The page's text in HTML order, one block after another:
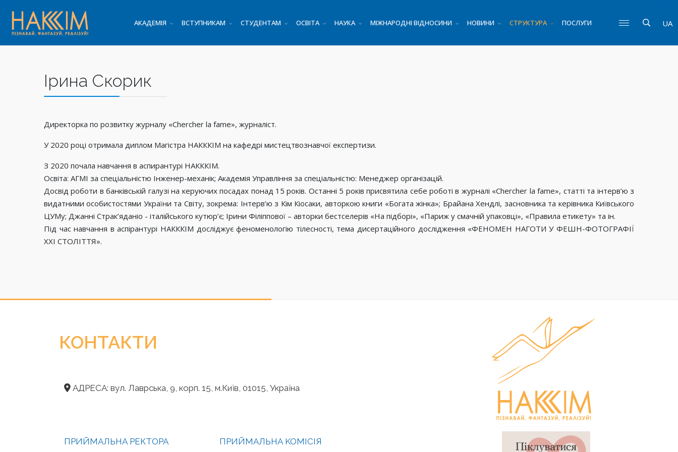
АКАДЕМІЯ ВСТУПНИКАМ СТУДЕНТАМ ОСВІТА НАУКА МІЖНАРОДНІ ВІДНОСИНИ НОВИНИ СТРУКТУРА ПОСЛУГИ UA
Ірина Скорик
Директорка по розвитку журналу «Chercher la fame», журналіст.
У 2020 році отримала диплом Магістра НАКККІМ на кафедрі мистецтвознавчої експертизи.
З 2020 почала навчання в аспирантурі НАКККІМ.
Освіта: АГМІ за спеціальністю Інженер-механік; Академія Управління за спеціальністю: Менеджер організацій.
Досвід роботи в банківській галузі на керуючих посадах понад 15 років. Останні 5 років присвятила себе роботі в журналі «Chercher la fame», статті та інтерв’ю з
видатними особистостями України та Світу, зокрема: Інтерв’ю з Кім Кіосаки, авторкою книги «Богата жінка»; Брайана Хендлі, засновника та керівника Київського
ЦУМу; Джанні Страк’яданіо - італійського кутюр’є; Ірини Філіппової – авторки бестселерів «На підборі», «Париж у смачній упаковці», «Правила етикету» та ін.
Під час навчання в аспірантурі НАКККІМ досліджує феноменологію тілесності, тема дисертаційного дослідження «ФЕНОМЕН НАГОТИ У ФЕШН-ФОТОГРАФІЇ
ХХІ СТОЛІТТЯ».
КОНТАКТИ
АДРЕСА: вул. Лаврська, 9, корп. 15, м.Київ, 01015, Україна
ПРИЙМАЛЬНА РЕКТОРА ПРИЙМАЛЬНА KOMІСІЯ